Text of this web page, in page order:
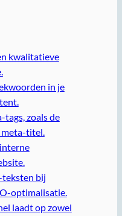
kwalitatieve
in je
zoals de
meta-titel.
teksten bij
optimalisatie.
laadt op zowel